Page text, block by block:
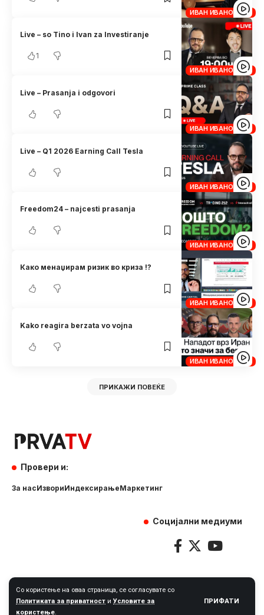
Со користење на оваа страница, се согласувате со
Политиката за приватност и Условите за
користење.
ПРИФАТИ
ИВАН ИВАНОВСКИ
ИВАН ИВАНОВСКИ
Live – so Tino i Ivan za Investiranje
1
ИВАН ИВАНОВСКИ
Live – Prasanja i odgovori
ИВАН ИВАНОВСКИ
Live – Q1 2026 Earning Call Tesla
ИВАН ИВАНОВСКИ
Freedom24 – najcesti prasanja
ИВАН ИВАНОВСКИ
Како менаџирам ризик во криза !?
ИВАН ИВАНОВСКИ
Kako reagira berzata vo vojna
ПРИКАЖИ ПОВЕЌЕ
Провери и:
За насИзвориИндексирањеМаркетинг
Социјални медиуми
Издавач: СТ Групација-Скопје | Сите права се задржани |